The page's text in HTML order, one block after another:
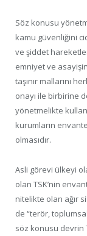
Söz konusu
kamu güvenliğini
ve şiddet
emniyet ve asayişin
taşınır mallarını
onayı ile birbirine
yönetmelikte
kurumların
olmasıdır.
Asli görevi ülkeyi
olan TSK’nin
nitelikte olan ağır
de “terör,
söz konusu devrin